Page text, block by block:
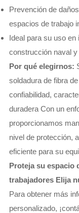
Prevención de
espacios de trabajo
Ideal para su uso
construcción naval
Por qué elegirnos:
soldadura de fibra
confiabilidad,
duradera Con un
proporcionamos
nivel de protección,
eficiente para su
Proteja su espacio
trabajadores Elija
Para obtener más
personalizado,